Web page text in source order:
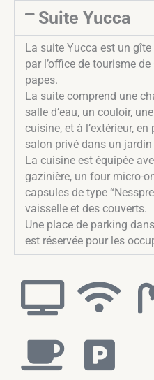
Suite Yucca
La suite Yucca est un
par l’office de tourisme
papes.
La suite comprend une
salle d’eau, un couloir,
cuisine, et à l’extérieur,
salon privé dans un
La cuisine est équipée
gazinière, un four micro-
capsules de type
vaisselle et des couverts.
Une place de parking
est réservée pour les